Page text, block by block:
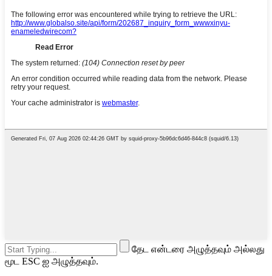
தேட என்டரை அழுத்தவும் அல்லது
மூட ESC ஐ அழுத்தவும்.